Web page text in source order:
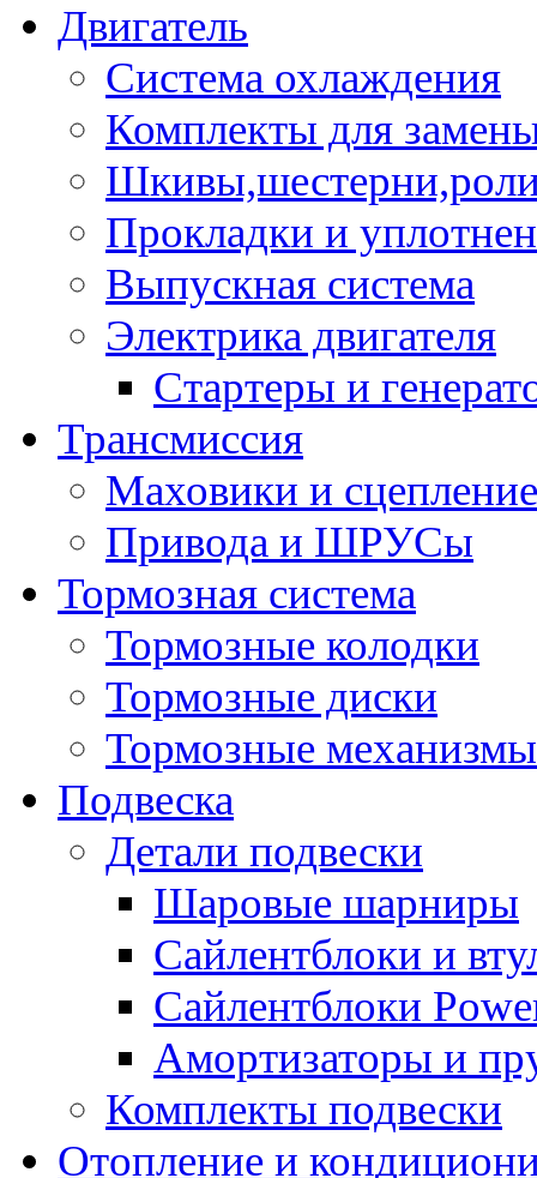
Двигатель
Система охлаждения
Комплекты для
Прокладки и
Выпускная система
Электрика двигателя
Стартеры и
Трансмиссия
Маховики и сцепление
Привода и ШРУСы
Тормозная система
Тормозные колодки
Тормозные диски
Тормозные механизмы
Подвеска
Детали подвески
Шаровые шарниры
Сайлентблоки и
Сайлентблоки
Амортизаторы и
Комплекты подвески
Отопление и